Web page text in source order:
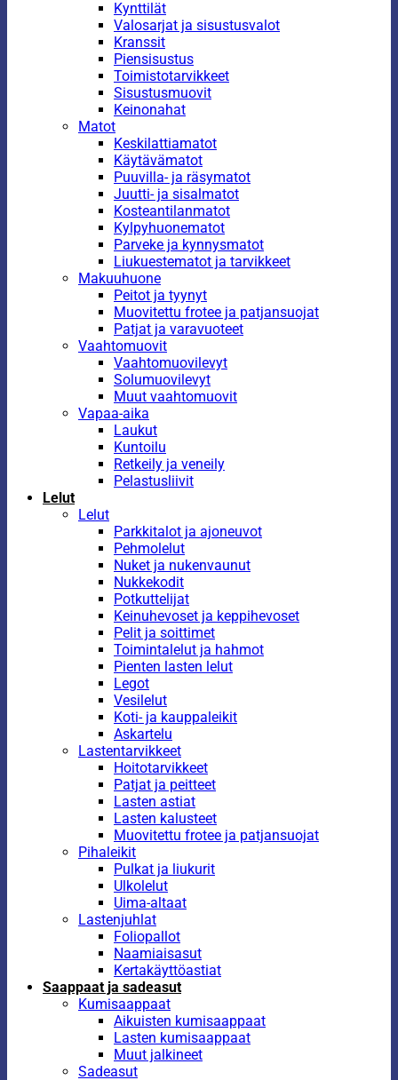
Kynttilät
Valosarjat ja sisustusvalot
Kranssit
Piensisustus
Toimistotarvikkeet
Sisustusmuovit
Keinonahat
Matot
Keskilattiamatot
Käytävämatot
Puuvilla- ja räsymatot
Juutti- ja sisalmatot
Kosteantilanmatot
Kylpyhuonematot
Parveke ja kynnysmatot
Liukuestematot ja tarvikkeet
Makuuhuone
Peitot ja tyynyt
Muovitettu frotee ja patjansuojat
Patjat ja varavuoteet
Vaahtomuovit
Vaahtomuovilevyt
Solumuovilevyt
Muut vaahtomuovit
Vapaa-aika
Laukut
Kuntoilu
Retkeily ja veneily
Pelastusliivit
Lelut
Lelut
Parkkitalot ja ajoneuvot
Pehmolelut
Nuket ja nukenvaunut
Nukkekodit
Potkuttelijat
Keinuhevoset ja keppihevoset
Pelit ja soittimet
Toimintalelut ja hahmot
Pienten lasten lelut
Legot
Vesilelut
Koti- ja kauppaleikit
Askartelu
Lastentarvikkeet
Hoitotarvikkeet
Patjat ja peitteet
Lasten astiat
Lasten kalusteet
Muovitettu frotee ja patjansuojat
Pihaleikit
Pulkat ja liukurit
Ulkolelut
Uima-altaat
Lastenjuhlat
Foliopallot
Naamiaisasut
Kertakäyttöastiat
Saappaat ja sadeasut
Kumisaappaat
Aikuisten kumisaappaat
Lasten kumisaappaat
Muut jalkineet
Sadeasut